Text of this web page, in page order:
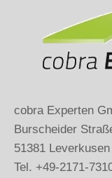
cobra Experten
Burscheider
51381 Leverkusen
Tel. +49-2171-